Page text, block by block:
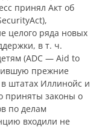
принял Акт об
целого ряда новых
в т. ч.
(ADC — Aid to
прежние
штатах Иллинойс и
приняты законы о
по делам
входили не